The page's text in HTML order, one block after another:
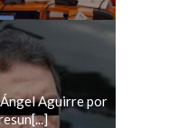
Aguirre por